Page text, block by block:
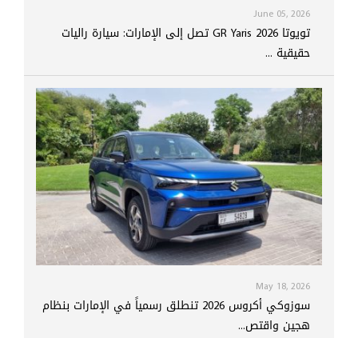
June 05, 2026
تويوتا GR Yaris 2026 تصل إلى الإمارات: سيارة راليات
حقيقية ...
May 18, 2026
سوزوكي أكروس 2026 تنطلق رسمياً في الإمارات بنظام
هجين واقتص...